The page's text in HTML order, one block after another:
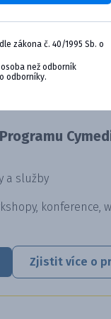
programu
a služby
konference,
Zjistit více o
zákona č. 40/1995 Sb. o
než odborník
odborníky.